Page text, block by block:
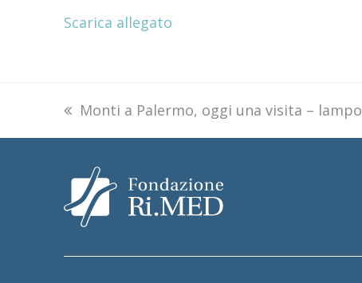
Scarica allegato
previous
post:
Monti a Palermo, oggi una visita – lampo